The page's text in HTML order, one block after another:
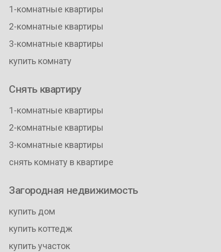
1-комнатные квартиры
2-комнатные квартиры
3-комнатные квартиры
купить комнату
Снять квартиру
1-комнатные квартиры
2-комнатные квартиры
3-комнатные квартиры
снять комнату в квартире
Загородная недвижимость
купить дом
купить коттедж
купить участок